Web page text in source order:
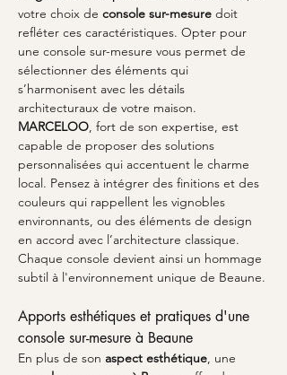
votre choix de console sur-mesure doit
refléter ces caractéristiques. Opter pour
une console sur-mesure vous permet de
sélectionner des éléments qui
s’harmonisent avec les détails
architecturaux de votre maison.
MARCELOO, fort de son expertise, est
capable de proposer des solutions
personnalisées qui accentuent le charme
local. Pensez à intégrer des finitions et des
couleurs qui rappellent les vignobles
environnants, ou des éléments de design
en accord avec l’architecture classique.
Chaque console devient ainsi un hommage
subtil à l'environnement unique de Beaune.
Apports esthétiques et pratiques d'une
console sur-mesure à Beaune
En plus de son aspect esthétique, une